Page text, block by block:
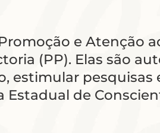
e Atenção
(PP). Elas são
estimular
de